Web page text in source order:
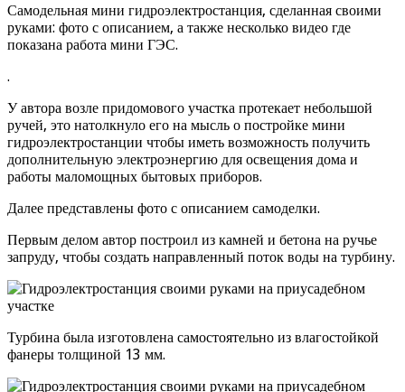
Самодельная мини гидроэлектростанция, сделанная своими
руками: фото с описанием, а также несколько видео где
показана работа мини ГЭС.
.
У автора возле придомового участка протекает небольшой
ручей, это натолкнуло его на мысль о постройке мини
гидроэлектростанции чтобы иметь возможность получить
дополнительную электроэнергию для освещения дома и
работы маломощных бытовых приборов.
Далее представлены фото с описанием самоделки.
Первым делом автор построил из камней и бетона на ручье
запруду, чтобы создать направленный поток воды на турбину.
Турбина была изготовлена самостоятельно из влагостойкой
фанеры толщиной 13 мм.